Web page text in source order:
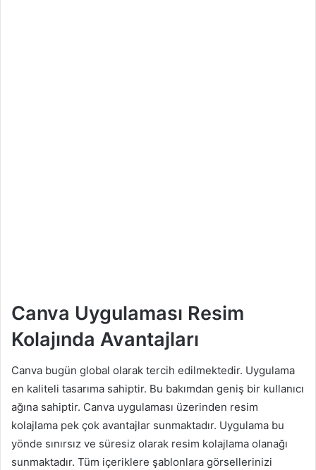
Canva Uygulaması Resim
Kolajında Avantajları
Canva bugün global olarak tercih edilmektedir. Uygulama
en kaliteli tasarıma sahiptir. Bu bakımdan geniş bir kullanıcı
ağına sahiptir. Canva uygulaması üzerinden resim
kolajlama pek çok avantajlar sunmaktadır. Uygulama bu
yönde sınırsız ve süresiz olarak resim kolajlama olanağı
sunmaktadır. Tüm içeriklere şablonlara görsellerinizi